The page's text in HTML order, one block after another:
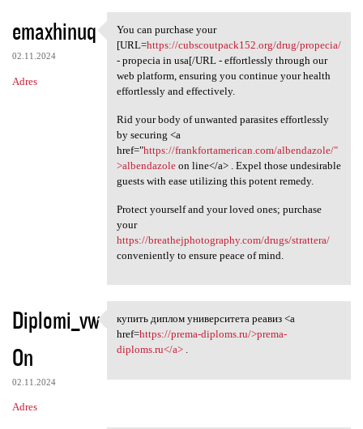
emaxhinuq
02.11.2024
Adres
You can purchase your [URL
You can purchase your
[URL=https://cubscoutpack152.org/drug/propecia/
- propecia in usa[/URL - effortlessly through our
web platform, ensuring you continue your health
effortlessly and effectively.
Rid your body of unwanted parasites effortlessly
by securing <a
href="https://frankfortamerican.com/albendazole/"
>albendazoleon line</a> . Expel those undesirable
guests with ease utilizing this potent remedy.
Protect yourself and your loved ones; purchase
your
https://breathejphotography.com/drugs/strattera/
conveniently to ensure peace of mind.
Diplomi_vw
On
02.11.2024
Adres
купить диплом университета
купить диплом университета реавиз <a
href=https://prema-diploms.ru/>prema-
diploms.ru</a>.